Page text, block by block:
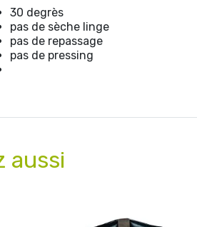
30 degrès
pas de sèche linge
pas de repassage
pas de pressing
aussi